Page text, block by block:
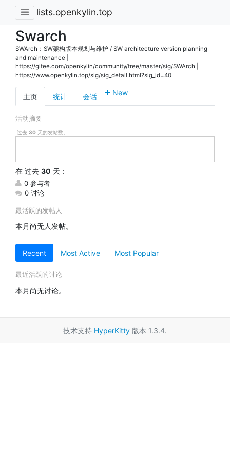
lists.openkylin.top
Swarch
SWArch：SW架构版本规划与维护 / SW architecture version planning
and maintenance |
https://gitee.com/openkylin/community/tree/master/sig/SWArch |
https://www.openkylin.top/sig/sig_detail.html?sig_id=40
主页 统计 会话 New
活动摘要
过去 30天的发帖数。
在 过去 30 天：
0 参与者
0 讨论
最活跃的发帖人
本月尚无人发帖。
Recent Most Active Most Popular
最近活跃的讨论
本月尚无讨论。
技术支持 HyperKitty 版本 1.3.4.